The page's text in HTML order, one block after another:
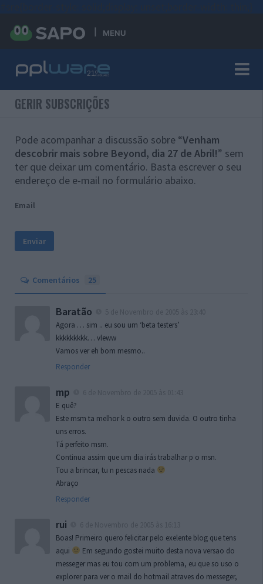
MENU
GERIR SUBSCRIÇÕES
Pode acompanhar a discussão sobre “Venham
descobrir mais sobre Beyond, dia 27 de Abril!” sem
ter que deixar um comentário. Basta escrever o seu
endereço de e-mail no formulário abaixo.
Email
Comentários 25
Baratão
Agora … sim .. eu sou um ‘beta testers’
kkkkkkkkk… vleww
Vamos ver eh bom mesmo..
Responder
mp
E quê?
Este msm ta melhor k o outro sem duvida. O outro tinha
uns erros.
Tá perfeito msm.
Continua assim que um dia irás trabalhar p o msn.
Tou a brincar, tu n pescas nada
Abraço
Responder
rui
Boas! Primeiro quero felicitar pelo exelente blog que tens
aqui
Em segundo gostei muito desta nova versao do
messeger mas eu tou com um problema, eu que so uso o
explorer para ver o mail do hotmail atraves do messeger,